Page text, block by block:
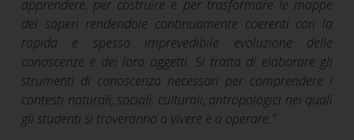
apprendere, per costruire e per trasformare le mappe
dei saperi rendendole continuamente coerenti con la
rapida e spesso imprevedibile evoluzione delle
conoscenze e dei loro oggetti. Si tratta di elaborare gli
strumenti di conoscenza necessari per comprendere i
contesti naturali, sociali, culturali, antropologici nei quali
gli studenti si troveranno a vivere e a operare.”